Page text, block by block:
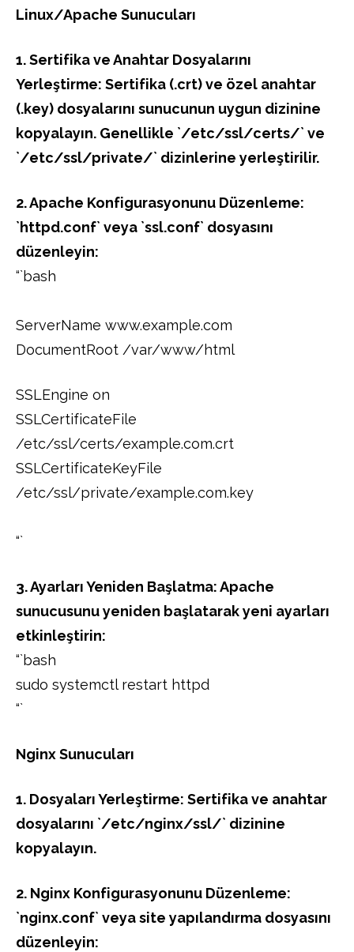
Linux/Apache Sunucuları
1. Sertifika ve Anahtar Dosyalarını
Yerleştirme: Sertifika (.crt) ve özel anahtar
(.key) dosyalarını sunucunun uygun dizinine
kopyalayın. Genellikle `/etc/ssl/certs/` ve
`/etc/ssl/private/` dizinlerine yerleştirilir.
2. Apache Konfigurasyonunu Düzenleme:
`httpd.conf` veya `ssl.conf` dosyasını
düzenleyin:
“`bash
ServerName www.example.com
DocumentRoot /var/www/html
SSLEngine on
SSLCertificateFile
/etc/ssl/certs/example.com.crt
SSLCertificateKeyFile
/etc/ssl/private/example.com.key
“`
3. Ayarları Yeniden Başlatma: Apache
sunucusunu yeniden başlatarak yeni ayarları
etkinleştirin:
“`bash
sudo systemctl restart httpd
“`
Nginx Sunucuları
1. Dosyaları Yerleştirme: Sertifika ve anahtar
dosyalarını `/etc/nginx/ssl/` dizinine
kopyalayın.
2. Nginx Konfigurasyonunu Düzenleme:
`nginx.conf` veya site yapılandırma dosyasını
düzenleyin: